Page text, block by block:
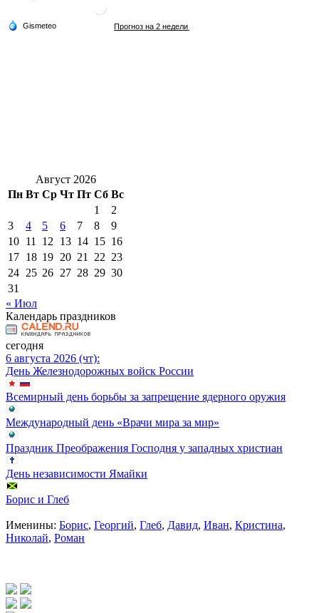
Август 2026
Пн Вт Ср Чт Пт Сб Вс
1
2
3
4 5 6 7 8
9
10 11 12 13 14 15 16
17 18 19 20 21 22 23
24 25 26 27 28 29 30
31
« Июл
Календарь праздников
сегодня
6 августа 2026 (чт):
День Железнодорожных войск России
Всемирный день борьбы за запрещение ядерного оружия
Международный день «Врачи мира за мир»
Праздник Преображения Господня у западных христиан
День независимости Ямайки
Борис и Глеб
Именины: Борис, Георгий, Глеб, Давид, Иван, Кристина,
Николай, Роман